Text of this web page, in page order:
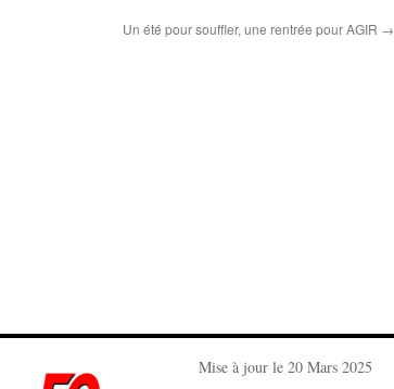
Un été pour souffler, une rentrée pour AGIR →
Mise à jour le 20 Mars 2025